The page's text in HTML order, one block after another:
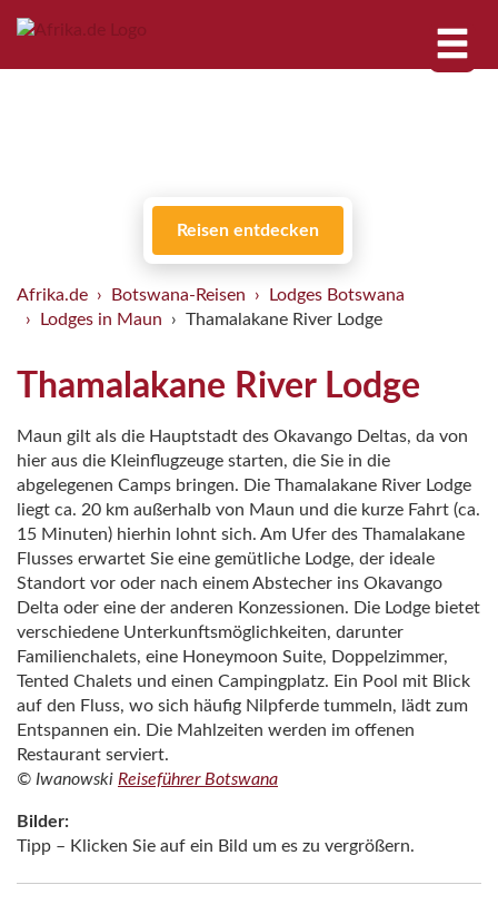
Reisen entdecken
Afrika.de Botswana-Reisen
Lodges Botswana
Lodges in Maun
Thamalakane River Lodge
Thamalakane River Lodge
Maun gilt als die Hauptstadt des Okavango Deltas, da von
hier aus die Kleinflugzeuge starten, die Sie in die
abgelegenen Camps bringen. Die Thamalakane River Lodge
liegt ca. 20 km außerhalb von Maun und die kurze Fahrt (ca.
15 Minuten) hierhin lohnt sich. Am Ufer des Thamalakane
Flusses erwartet Sie eine gemütliche Lodge, der ideale
Standort vor oder nach einem Abstecher ins Okavango
Delta oder eine der anderen Konzessionen. Die Lodge bietet
verschiedene Unterkunftsmöglichkeiten, darunter
Familienchalets, eine Honeymoon Suite, Doppelzimmer,
Tented Chalets und einen Campingplatz. Ein Pool mit Blick
auf den Fluss, wo sich häufig Nilpferde tummeln, lädt zum
Entspannen ein. Die Mahlzeiten werden im offenen
Restaurant serviert.
© Iwanowski Reiseführer Botswana
Bilder:
Tipp – Klicken Sie auf ein Bild um es zu vergrößern.